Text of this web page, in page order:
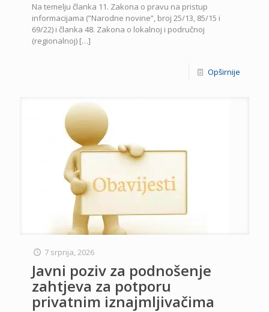
Na temelju članka 11. Zakona o pravu na pristup
informacijama (”Narodne novine”, broj 25/13, 85/15 i
69/22) i članka 48. Zakona o lokalnoj i područnoj
(regionalnoj) […]
Opširnije
7 srpnja, 2026
Javni poziv za podnošenje
zahtjeva za potporu
privatnim iznajmljivačima